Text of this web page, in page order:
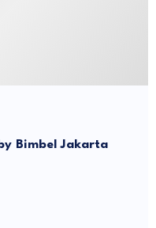
Bimbel Jakarta